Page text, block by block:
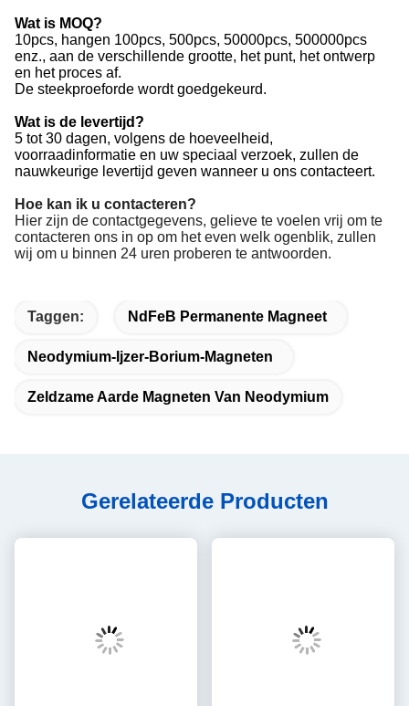
Wat is MOQ?
10pcs, hangen 100pcs, 500pcs, 50000pcs, 500000pcs
enz., aan de verschillende grootte, het punt, het ontwerp
en het proces af.
De steekproeforde wordt goedgekeurd.
Wat is de levertijd?
5 tot 30 dagen, volgens de hoeveelheid,
voorraadinformatie en uw speciaal verzoek, zullen de
nauwkeurige levertijd geven wanneer u ons contacteert.
Hoe kan ik u contacteren?
Hier zijn de contactgegevens, gelieve te voelen vrij om te
contacteren ons in op om het even welk ogenblik, zullen
wij om u binnen 24 uren proberen te antwoorden.
Taggen: NdFeB Permanente Magneet
Neodymium-Ijzer-Borium-Magneten
Zeldzame Aarde Magneten Van Neodymium
Gerelateerde Producten